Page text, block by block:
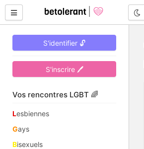
S'identifier 🔓
S'inscrire 🖊
Vos rencontres LGBT 🌈
Lesbiennes
Gays
Bisexuels